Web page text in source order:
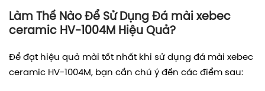
Làm Thế Nào Để Sử Dụng Đá mài xebec
ceramic HV-1004M Hiệu Quả?
Để đạt hiệu quả mài tốt nhất khi sử dụng đá mài xebec
ceramic HV-1004M, bạn cần chú ý đến các điểm sau: